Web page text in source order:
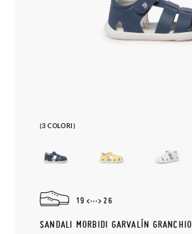
(3 COLORI)
19 26
SANDALI MORBIDI GARVALÍN GRANCHIO